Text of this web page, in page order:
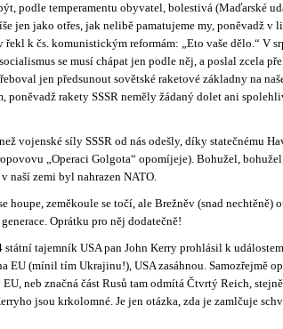
podle temperamentu obyvatel, bolestivá (Maďarské
jen jako otřes, jak nelibě pamatujeme my, poněvadž v
řekl k čs. komunistickým reformám: „Eto vaše dělo.“ V
se musí chápat jen podle něj, a poslal zcela
jen předsunout sovětské raketové základny na
poněvadž rakety SSSR neměly žádaný dolet ani
vojenské síly SSSR od nás odešly, díky statečnému
„Operaci Golgota“ opomíjeje). Bohužel,
naší zemi byl nahrazen NATO.
houpe, zeměkoule se točí, ale Brežněv (snad nechtěně)
Oprátku pro něj dodatečně!
státní tajemník USA pan John Kerry prohlásil k
EU (mínil tím Ukrajinu!), USA zasáhnou. Samozřejmě
neb značná část Rusů tam odmítá Čtvrtý Reich,
jsou krkolomné. Je jen otázka, zda je zamlčuje